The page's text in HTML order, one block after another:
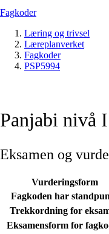
Fagkoder
Læring og trivsel
Læreplanverket
Fagkoder
PSP5994
Panjabi nivå
Eksamen og
Vurderingsform
Fagkoden har
Trekkordning for
Eksamensform for